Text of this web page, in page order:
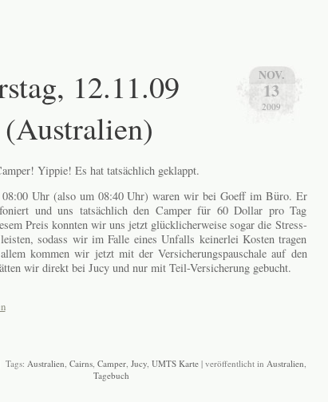
NOV.
13
2009
12.11.09
Yippie! Es hat tatsächlich geklappt.
08:00 Uhr (also um 08:40 Uhr) waren wir bei Goeff im Büro. Er
und uns tatsächlich den Camper für 60 Dollar pro Tag
Preis konnten wir uns jetzt glücklicherweise sogar die Stress-
sodass wir im Falle eines Unfalls keinerlei Kosten tragen
kommen wir jetzt mit der Versicherungspauschale auf den
wir direkt bei Jucy und nur mit Teil-Versicherung gebucht.
Australien Cairns, Camper, Jucy, UMTS Karte| veröffentlicht in Australien
Tagebuch